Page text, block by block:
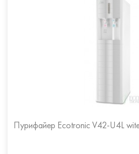
Пурифайер Ecotronic V42-U4L wite